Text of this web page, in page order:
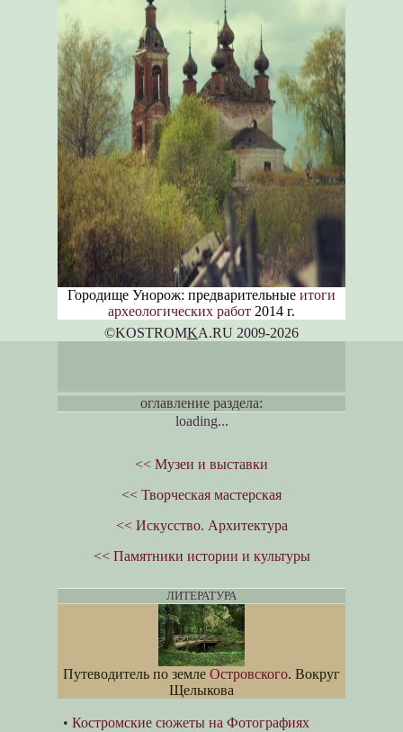
Городище Унорож: предварительные итоги
археологических работ 2014 г.
©KOSTROMKA.RU 2009-2026
оглавление раздела:
loading...
<< Музеи и выставки
<< Творческая мастерская
<< Искусство. Архитектура
<< Памятники истории и культуры
ЛИТЕРАТУРА
Путеводитель по земле Островского. Вокруг
Щелыкова
•Костромские сюжеты на Фотографиях